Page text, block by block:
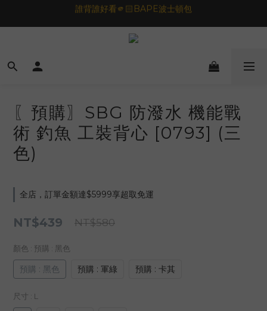
🦟蚊蟲都逃不過！可折疊伸縮電拍⚡️
一夜好眠🌙 無印良品 晚安噴霧💤
〖預購〗SBG 防潑水 機能戰
術 釣魚 工裝背心 [0793] (三
色)
全店，訂單金額達$5999享超取免運
NT$439 NT$580
顏色 : 預購 : 黑色
預購 : 黑色 預購 : 軍綠 預購 : 卡其
尺寸 : L